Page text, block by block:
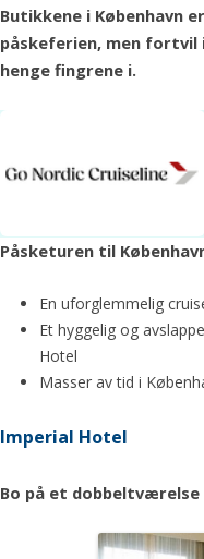
Butikkene i København
påskeferien, men fortvil
henge fingrene i.
Påsketuren til
En uforglemmelig
Et hyggelig og
Hotel
Masser av tid i
Imperial Hotel
Bo på et